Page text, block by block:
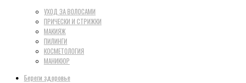
УХОД ЗА ВОЛОСАМИ
ПРИЧЕСКИ И СТРИЖКИ
МАКИЯЖ
ПИЛИНГИ
КОСМЕТОЛОГИЯ
МАНИКЮР
Береги здоровье